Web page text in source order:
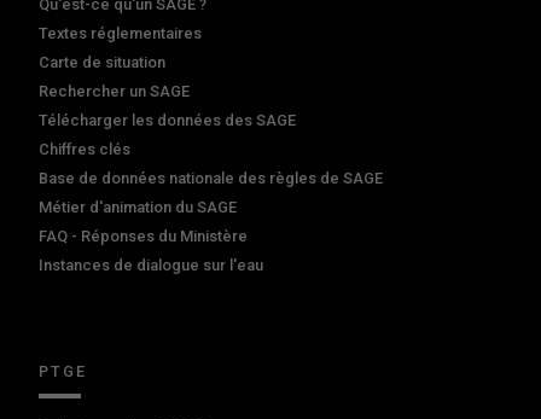
Qu'est-ce qu'un SAGE ?
Textes réglementaires
Carte de situation
Rechercher un SAGE
Télécharger les données des SAGE
Chiffres clés
Base de données nationale des règles de SAGE
Métier d'animation du SAGE
FAQ - Réponses du Ministère
Instances de dialogue sur l'eau
PTGE